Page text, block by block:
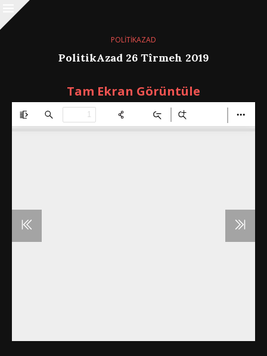
POLİTİKAZAD
PolitikAzad 26 Tîrmeh 2019
Tam Ekran Görüntüle